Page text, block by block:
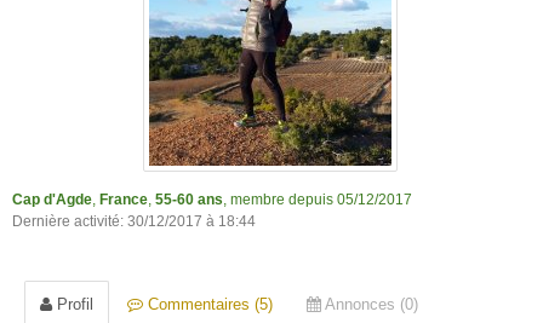
Cap d'Agde France 55-60 ans , membre depuis 05/12/2017
Dernière activité: 30/12/2017 à 18:44
Profil Commentaires (5) Annonces (0)